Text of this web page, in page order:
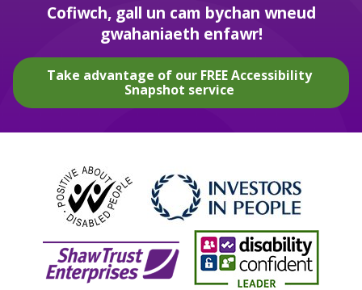
Cofiwch, gall un cam bychan wneud
gwahaniaeth enfawr!
Take advantage of our FREE Accessibility
Snapshot service